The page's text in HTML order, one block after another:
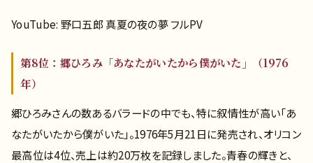
YouTube: 野口五郎 真夏の夜の夢 フルPV
第8位：郷ひろみ「あなたがいたから僕がいた」（1976
年）
郷ひろみさんの数あるバラードの中でも、特に叙情性が高い「あ
なたがいたから僕がいた」。1976年5月21日に発売され、オリコン
最高位は4位、売上は約20万枚を記録しました。青春の輝きと、